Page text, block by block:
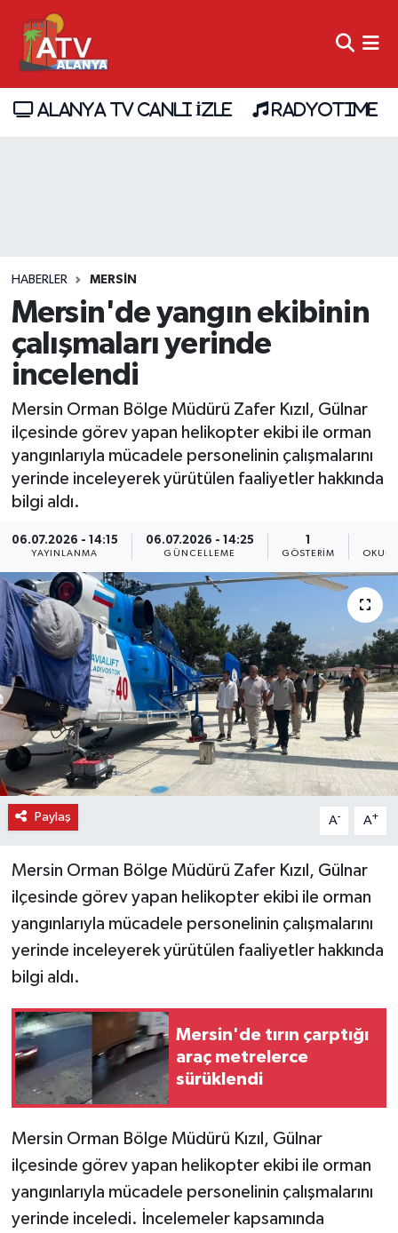
ALANYA TV CANLI İZLE RADYOTIME
HABERLER MERSIN
Mersin'de yangın ekibinin
çalışmaları yerinde
incelendi
Mersin Orman Bölge Müdürü Zafer Kızıl, Gülnar
ilçesinde görev yapan helikopter ekibi ile orman
yangınlarıyla mücadele personelinin çalışmalarını
yerinde inceleyerek yürütülen faaliyetler hakkında
bilgi aldı.
06.07.2026 - 14:15
YAYINLANMA
06.07.2026 - 14:25
GÜNCELLEME
1
GÖSTERIM
Paylaş A- A+
Mersin Orman Bölge Müdürü Zafer Kızıl, Gülnar
ilçesinde görev yapan helikopter ekibi ile orman
yangınlarıyla mücadele personelinin çalışmalarını
yerinde inceleyerek yürütülen faaliyetler hakkında
bilgi aldı.
Mersin'de tırın çarptığı
araç metrelerce
sürüklendi
Mersin Orman Bölge Müdürü Kızıl, Gülnar
ilçesinde görev yapan helikopter ekibi ile orman
yangınlarıyla mücadele personelinin çalışmalarını
yerinde inceledi. İncelemeler kapsamında